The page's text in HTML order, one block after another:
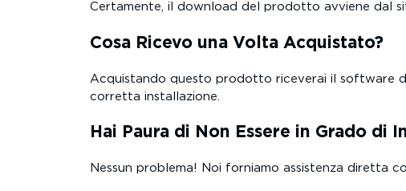
Certamente, il download del prodotto avviene dal
Cosa Ricevo una Volta Acquistato?
Acquistando questo prodotto riceverai il software
corretta installazione.
Hai Paura di Non Essere in Grado di
Nessun problema! Noi forniamo assistenza diretta